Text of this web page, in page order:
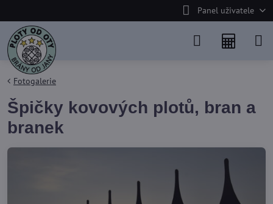
Panel uživatele
Fotogalerie
Špičky kovových plotů, bran a
branek